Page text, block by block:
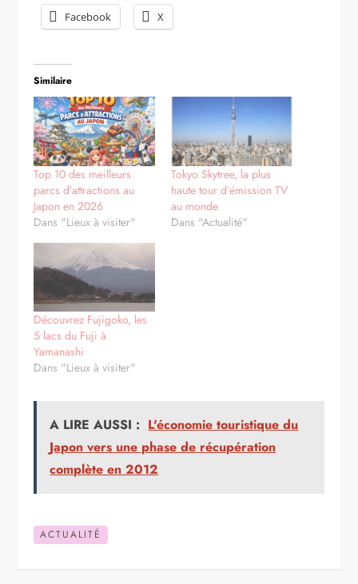
Facebook
X
Similaire
Top 10 des meilleurs
parcs d’attractions au
Japon en 2026
Dans "Lieux à visiter"
Tokyo Skytree, la plus
haute tour d’émission TV
au monde
Dans "Actualité"
Découvrez Fujigoko, les
5 lacs du Fuji à
Yamanashi
Dans "Lieux à visiter"
A LIRE AUSSI : L'économie touristique du
Japon vers une phase de récupération
complète en 2012
ACTUALITÉ